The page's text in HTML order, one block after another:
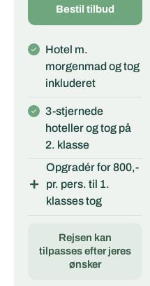
Bestil tilbud
Hotel m.
morgenmad og tog
inkluderet
3-stjernede
hoteller og tog på
2. klasse
Opgradér for 800,-
pr. pers. til 1.
klasses tog
Rejsen kan
tilpasses efter jeres
ønsker